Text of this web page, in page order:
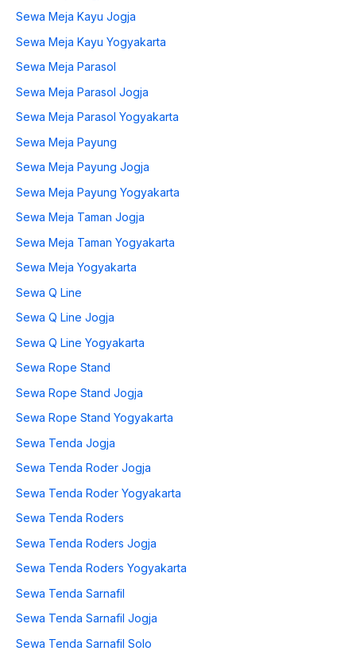
Sewa Meja Kayu Jogja
Sewa Meja Kayu Yogyakarta
Sewa Meja Parasol
Sewa Meja Parasol Jogja
Sewa Meja Parasol Yogyakarta
Sewa Meja Payung
Sewa Meja Payung Jogja
Sewa Meja Payung Yogyakarta
Sewa Meja Taman Jogja
Sewa Meja Taman Yogyakarta
Sewa Meja Yogyakarta
Sewa Q Line
Sewa Q Line Jogja
Sewa Q Line Yogyakarta
Sewa Rope Stand
Sewa Rope Stand Jogja
Sewa Rope Stand Yogyakarta
Sewa Tenda Jogja
Sewa Tenda Roder Jogja
Sewa Tenda Roder Yogyakarta
Sewa Tenda Roders
Sewa Tenda Roders Jogja
Sewa Tenda Roders Yogyakarta
Sewa Tenda Sarnafil
Sewa Tenda Sarnafil Jogja
Sewa Tenda Sarnafil Solo